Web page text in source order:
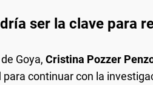
ser la clave para
Goya, Cristina Pozzer
para continuar con la